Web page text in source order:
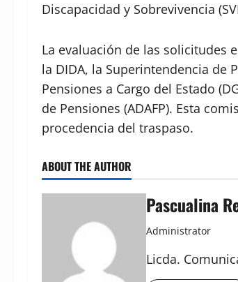
Discapacidad y Sobrevivencia
La evaluación de las solicitudes
la DIDA, la Superintendencia de
Pensiones a Cargo del Estado
de Pensiones (ADAFP). Esta
procedencia del traspaso.
ABOUT THE AUTHOR
Pascualina
Administrator
Licda.